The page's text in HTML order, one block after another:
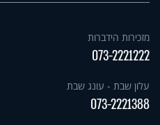
מזכירות הידברות
073-2221222
עלון שבת - עונג שבת
073-2221388